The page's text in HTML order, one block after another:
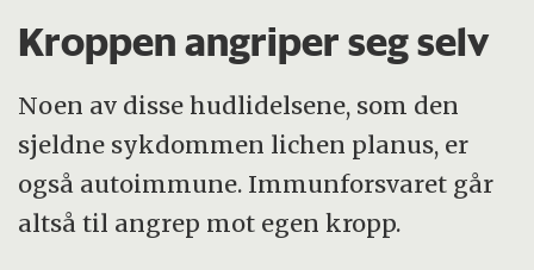
av kvinnene klarer ikke å gjennomføre
samleie.
Hudlidelsene kan føre til tørrhet, smerter,
svie og kløe. Andre får utflod, sårhet og
kanskje omfattende innsnevringer av huden.
Kroppen angriper seg selv
Noen av disse hudlidelsene, som den
sjeldne sykdommen lichen planus, er
også autoimmune. Immunforsvaret går
altså til angrep mot egen kropp.